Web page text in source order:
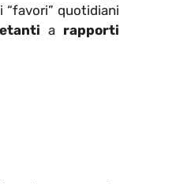
“favori” quotidiani
a rapporti